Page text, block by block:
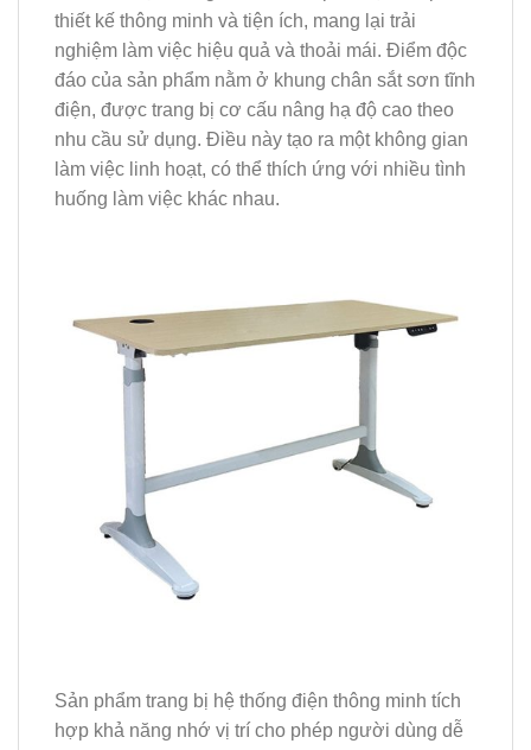
thiết kế thông minh và tiện ích, mang lại trải
nghiệm làm việc hiệu quả và thoải mái. Điểm độc
đáo của sản phẩm nằm ở khung chân sắt sơn tĩnh
điện, được trang bị cơ cấu nâng hạ độ cao theo
nhu cầu sử dụng. Điều này tạo ra một không gian
làm việc linh hoạt, có thể thích ứng với nhiều tình
huống làm việc khác nhau.
Sản phẩm trang bị hệ thống điện thông minh tích
hợp khả năng nhớ vị trí cho phép người dùng dễ